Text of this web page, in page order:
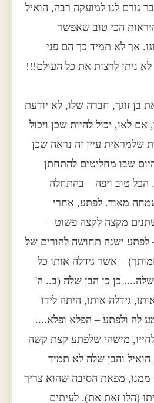
גורם לנו למועקה רבה, הואיל
הכי טוב שאפשר
אך לא תמיד כך הם פני
ניתן לרצות את כל העולם!!!
בן זוגך, חברה שלו, לא יודעת
לאו, יכול להיות שכן ויכול
שלמראית עיין זה נראה שכן
שבו מחליטים להתחתן
הכל טוב ויפה – בהתחלה
מאוד. לפתע, אחרי
מקצה לקצה פשוט –
לפתע ישנה תחושה להורים של
– אשר גידלה אותו כל
שלה.... כן כן הבן שלה (ב.. ה'
גידלה אותו, היתה לידו
לה ולפתע – הפלא ופלא....
מישהי שלפתע קצת קשה
והבן שלה לא תמיד
מפאת הסיבה שהוא צריך
(הלו זאת את). לעיתים